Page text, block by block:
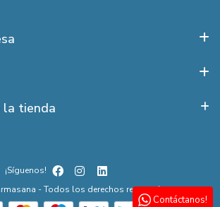
la tienda
- Todos los derechos reservados
¡Síguenos!
Contáctanos!